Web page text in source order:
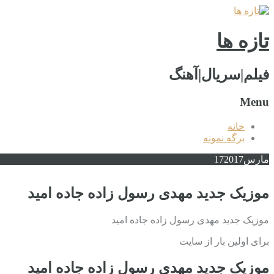
تازه ها
فیلم|سریال|آهنگ
Menu
خانه
برگه نمونه
مارس 172017
موزیک جدید مهدی رسول زاده جاده امید
موزیک جدید مهدی رسول زاده جاده امید
برای اولین بار از سایت
موزیک جدید مهدی رسول زاده جاده امید